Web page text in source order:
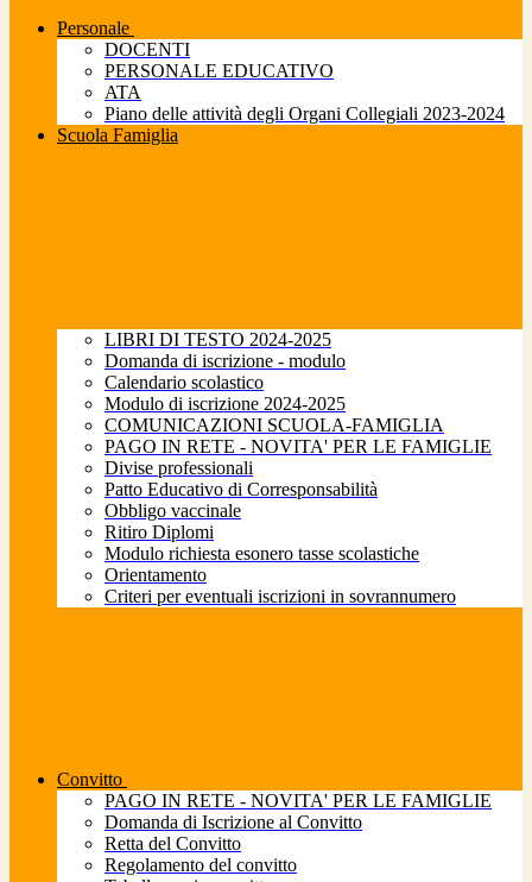
Personale
DOCENTI
PERSONALE EDUCATIVO
ATA
Piano delle attività degli Organi Collegiali 2023-2024
Scuola Famiglia
LIBRI DI TESTO 2024-2025
Domanda di iscrizione - modulo
Calendario scolastico
Modulo di iscrizione 2024-2025
COMUNICAZIONI SCUOLA-FAMIGLIA
PAGO IN RETE - NOVITA' PER LE FAMIGLIE
Divise professionali
Patto Educativo di Corresponsabilità
Obbligo vaccinale
Ritiro Diplomi
Modulo richiesta esonero tasse scolastiche
Orientamento
Criteri per eventuali iscrizioni in sovrannumero
Convitto
PAGO IN RETE - NOVITA' PER LE FAMIGLIE
Domanda di Iscrizione al Convitto
Retta del Convitto
Regolamento del convitto